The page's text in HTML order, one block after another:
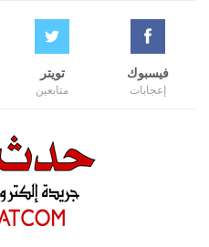
فيسبوك
إعجابات
تويتر
متابعين